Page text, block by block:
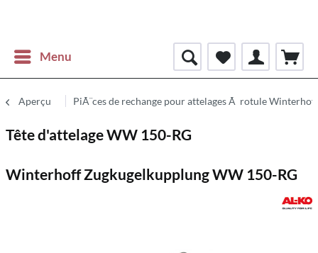
Menu
Aperçu PiÃ¨ces de rechange pour attelages Ã rotule Winterhoff
Tête d'attelage WW 150-RG
Winterhoff Zugkugelkupplung WW 150-RG